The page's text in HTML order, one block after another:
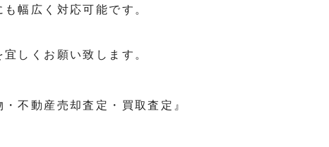
幅広く対応可能です。
しくお願い致します。
不動産売却査定・買取査定』